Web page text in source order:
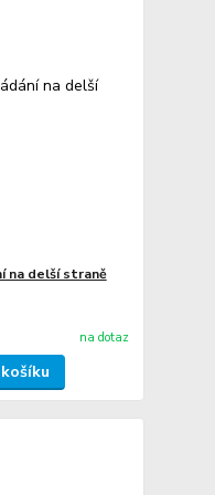
na delší straně
na dotaz